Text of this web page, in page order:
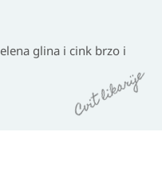
glina i cink brzo i